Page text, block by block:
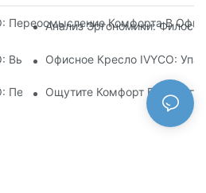
Переосмысление Комфорта В
Анализ Эргономики:
Высочайший Комфорт Благодаря
Офисное Кресло IVYCO:
Переосмысление Комфорта На
Ощутите Комфорт